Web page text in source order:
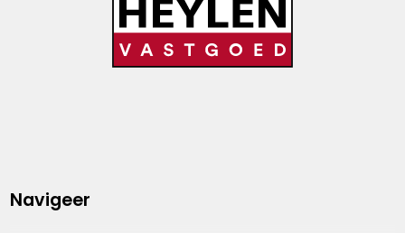
Navigeer